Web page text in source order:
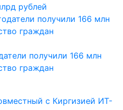
рублей
получили 166 млн
граждан